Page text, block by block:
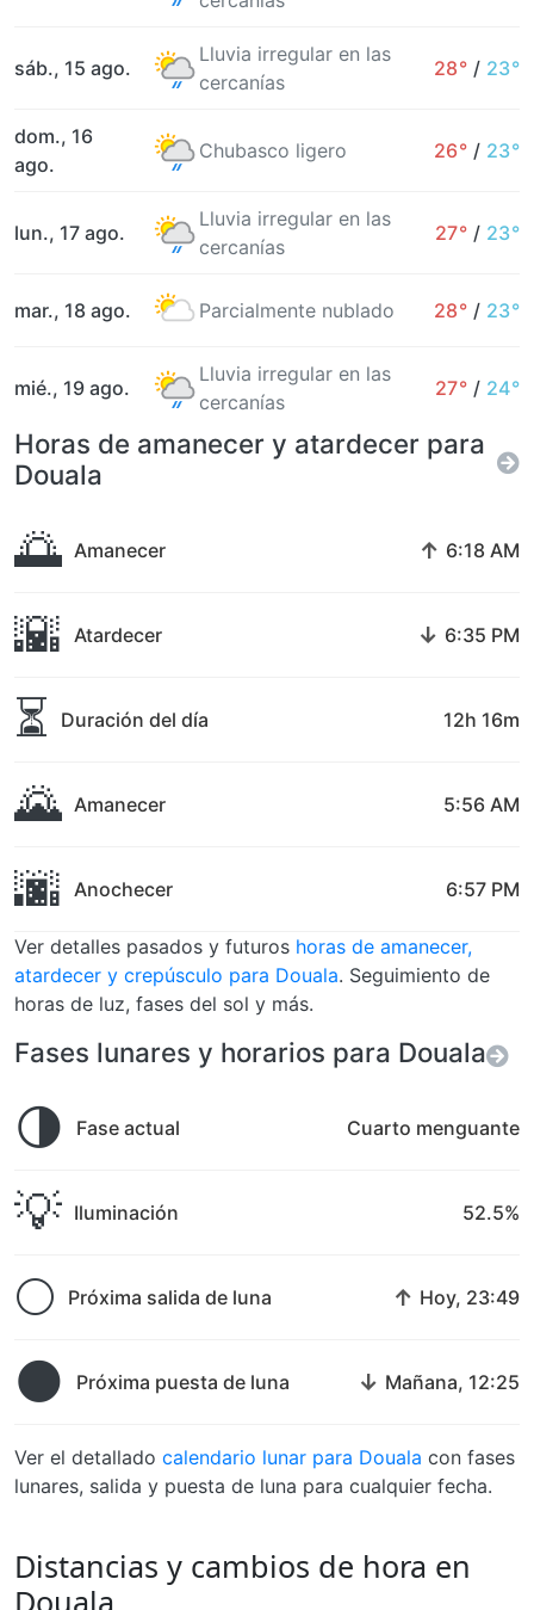
sáb., 15 ago.
Lluvia irregular en las
cercanías
28° / 23°
dom., 16
ago.
Chubasco ligero 26° / 23°
lun., 17 ago.
Lluvia irregular en las
cercanías
27° / 23°
mar., 18 ago. Parcialmente nublado 28° / 23°
mié., 19 ago.
Lluvia irregular en las
cercanías
27° / 24°
Horas de amanecer y atardecer para
Douala
🌅 Amanecer ↑ 6:18 AM
🌇 Atardecer ↓ 6:35 PM
⏳ Duración del día 12h 16m
🌄 Amanecer 5:56 AM
🌆 Anochecer 6:57 PM
Ver detalles pasados y futuros horas de amanecer,
atardecer y crepúsculo para Douala. Seguimiento de
horas de luz, fases del sol y más.
Fases lunares y horarios para Douala
🌗 Fase actual Cuarto menguante
💡 Iluminación 52.5%
🌕 Próxima salida de luna ↑ Hoy, 23:49
🌑 Próxima puesta de luna ↓ Mañana, 12:25
Ver el detallado calendario lunar para Douala con fases
lunares, salida y puesta de luna para cualquier fecha.
Distancias y cambios de hora en
Douala